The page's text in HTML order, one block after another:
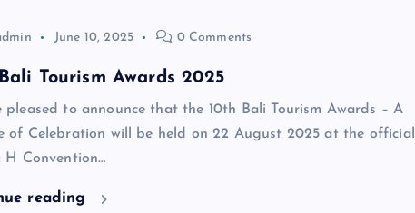
June 10, 2025 0 Comments
Tourism Awards 2025
pleased to announce that the 10th Bali Tourism Awards – A
of Celebration will be held on 22 August 2025 at the official
H Convention…
reading